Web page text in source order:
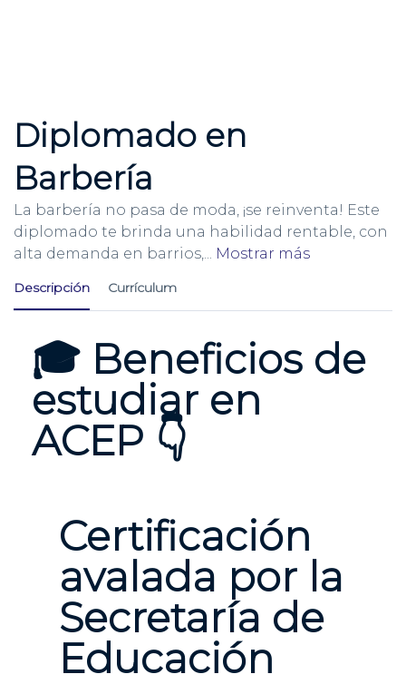
Diplomado en
Barbería
La barbería no pasa de moda, ¡se reinventa! Este
diplomado te brinda una habilidad rentable, con
alta demanda en barrios,... Mostrar más
Descripción Currículum
🎓 Beneficios de
estudiar en
ACEP 👇
Certificación
avalada por la
Secretaría de
Educación